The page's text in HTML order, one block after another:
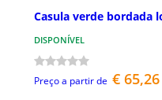
Casula verde bordada
DISPONÍVEL
Preço a partir de € 65,26